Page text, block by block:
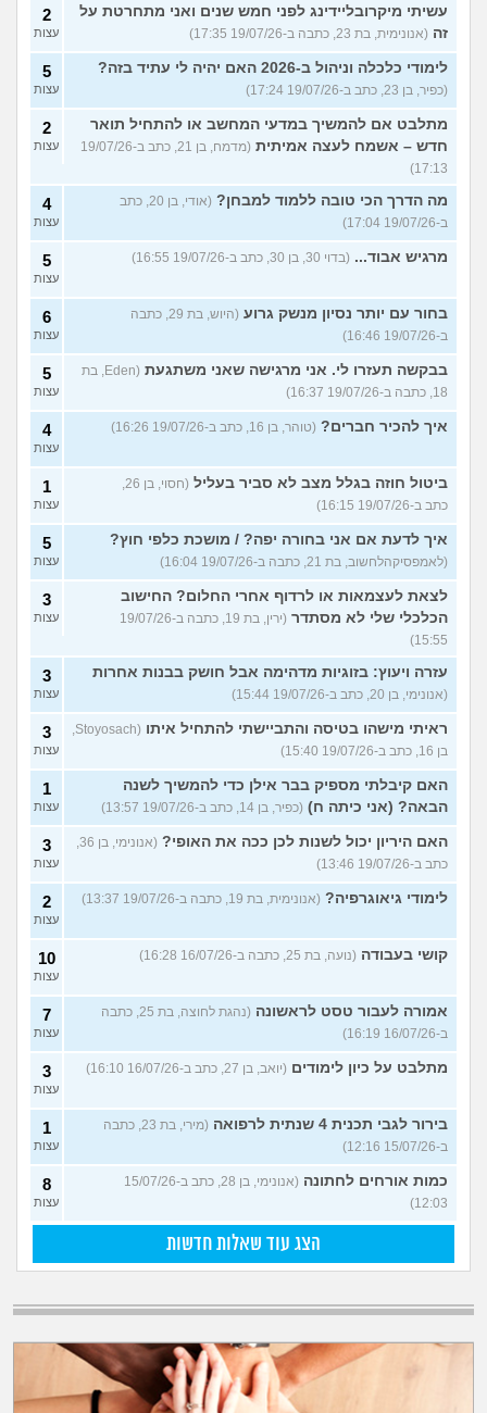
עשיתי מיקרובליידינג לפני חמש שנים ואני מתחרטת על
זה (אנונימית, בת 23, כתבה ב-19/07/26 17:35)
2
עצות
לימודי כלכלה וניהול ב-2026 האם יהיה לי עתיד בזה?
(כפיר, בן 23, כתב ב-19/07/26 17:24)
5
עצות
מתלבט אם להמשיך במדעי המחשב או להתחיל תואר
חדש – אשמח לעצה אמיתית
(מדמח, בן 21, כתב ב-19/07/26
17:13)
2
עצות
מה הדרך הכי טובה ללמוד למבחן?
(אודי, בן 20, כתב
ב-19/07/26 17:04)
4
עצות
מרגיש אבוד... (בדוי 30, בן 30, כתב ב-19/07/26 16:55) 5
עצות
בחור עם יותר נסיון מנשק גרוע
(היוש, בת 29, כתבה
ב-19/07/26 16:46)
6
עצות
בבקשה תעזרו לי. אני מרגישה שאני משתגעת
(Eden, בת
18, כתבה ב-19/07/26 16:37)
5
עצות
איך להכיר חברים? (טוהר, בן 16, כתב ב-19/07/26 16:26) 4
עצות
ביטול חוזה בגלל מצב לא סביר בעליל
(חסוי, בן 26,
כתב ב-19/07/26 16:15)
1
עצות
איך לדעת אם אני בחורה יפה? / מושכת כלפי חוץ?
(לאמפסיקהלחשוב, בת 21, כתבה ב-19/07/26 16:04)
5
עצות
לצאת לעצמאות או לרדוף אחרי החלום? החישוב
הכלכלי שלי לא מסתדר
(ירין, בת 19, כתבה ב-19/07/26
15:55)
3
עצות
עזרה ויעוץ: בזוגיות מדהימה אבל חושק בבנות אחרות
(אנונימי, בן 20, כתב ב-19/07/26 15:44)
3
עצות
ראיתי מישהו בטיסה והתביישתי להתחיל איתו
(Stoyosach,
בן 16, כתב ב-19/07/26 15:40)
3
עצות
האם קיבלתי מספיק בבר אילן כדי להמשיך לשנה
הבאה? (אני כיתה ח) (כפיר, בן 14, כתב ב-19/07/26 13:57)
1
עצות
האם היריון יכול לשנות לכן ככה את האופי?
(אנונימי, בן 36,
כתב ב-19/07/26 13:46)
3
עצות
לימודי גיאוגרפיה? (אנונימית, בת 19, כתבה ב-19/07/26 13:37) 2
עצות
קושי בעבודה (נועה, בת 25, כתבה ב-16/07/26 16:28) 10
עצות
אמורה לעבור טסט לראשונה
(נהגת לחוצה, בת 25, כתבה
ב-16/07/26 16:19)
7
עצות
מתלבט על כיון לימודים (יואב, בן 27, כתב ב-16/07/26 16:10) 3
עצות
בירור לגבי תכנית 4 שנתית לרפואה
(מירי, בת 23, כתבה
ב-15/07/26 12:16)
1
עצות
כמות אורחים לחתונה
(אנונימי, בן 28, כתב ב-15/07/26
12:03)
8
עצות
הצג עוד שאלות חדשות